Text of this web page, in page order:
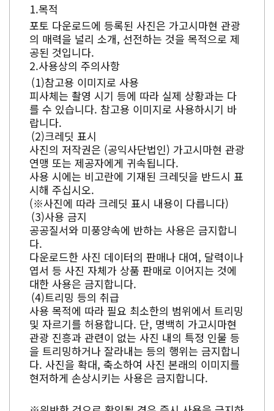
목적
포토 다운로드에 등록된 사진은 가고시마현 관광
의 매력을 널리 소개, 선전하는 것을 목적으로 제
공된 것입니다.
사용상의 주의사항
참고용 이미지로 사용
피사체는 촬영 시기 등에 따라 실제 상황과는 다
를 수 있습니다. 참고용 이미지로 사용하시기 바
랍니다.
크레딧 표시
사진의 저작권은 (공익사단법인) 가고시마현 관광
연맹 또는 제공자에게 귀속됩니다.
사용 시에는 비고란에 기재된 크레딧을 반드시 표
시해 주십시오.
(※사진에 따라 크레딧 표시 내용이 다릅니다)
사용 금지
공공질서와 미풍양속에 반하는 사용은 금지합니
다.
다운로드한 사진 데이터의 판매나 대여, 달력이나
엽서 등 사진 자체가 상품 판매로 이어지는 것에
대한 사용은 금지합니다.
트리밍 등의 취급
사용 목적에 따라 필요 최소한의 범위에서 트리밍
및 자르기를 허용합니다. 단, 명백히 가고시마현
관광 진흥과 관련이 없는 사진 내의 특정 인물 등
을 트리밍하거나 잘라내는 등의 행위는 금지합니
다. 사진을 확대, 축소하여 사진 본래의 이미지를
현저하게 손상시키는 사용은 금지합니다.